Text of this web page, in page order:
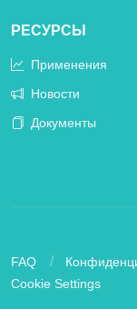
РЕСУРСЫ
Применения
Новости
Документы
FAQ
Cookie Settings